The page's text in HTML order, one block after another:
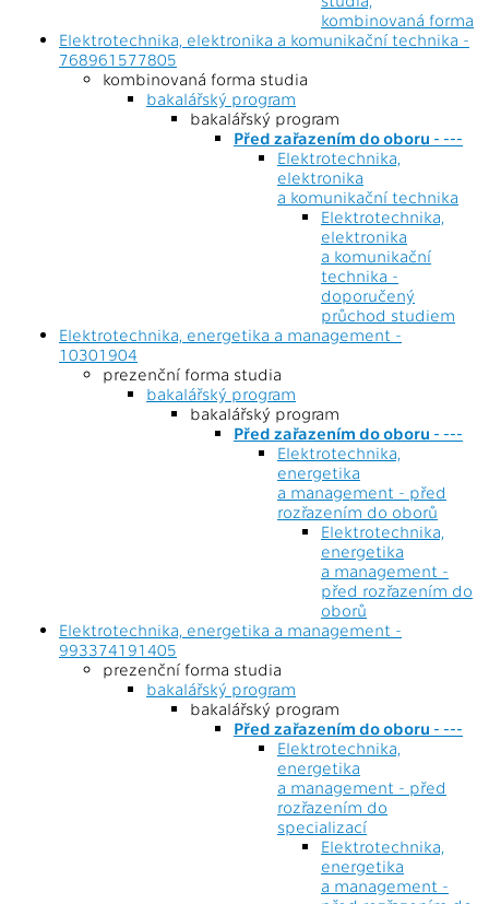
kombinovaná forma
Elektrotechnika, elektronika a komunikační technika -
768961577805
kombinovaná forma studia
bakalářský program
bakalářský program
Před zařazením do oboru - ---
Elektrotechnika,
elektronika
a komunikační technika
Elektrotechnika,
elektronika
a komunikační
technika -
doporučený
průchod studiem
Elektrotechnika, energetika a management -
10301904
prezenční forma studia
bakalářský program
bakalářský program
Před zařazením do oboru - ---
Elektrotechnika,
energetika
a management - před
rozřazením do oborů
Elektrotechnika,
energetika
a management -
před rozřazením do
oborů
Elektrotechnika, energetika a management -
993374191405
prezenční forma studia
bakalářský program
bakalářský program
Před zařazením do oboru - ---
Elektrotechnika,
energetika
a management - před
rozřazením do
specializací
Elektrotechnika,
energetika
a management -